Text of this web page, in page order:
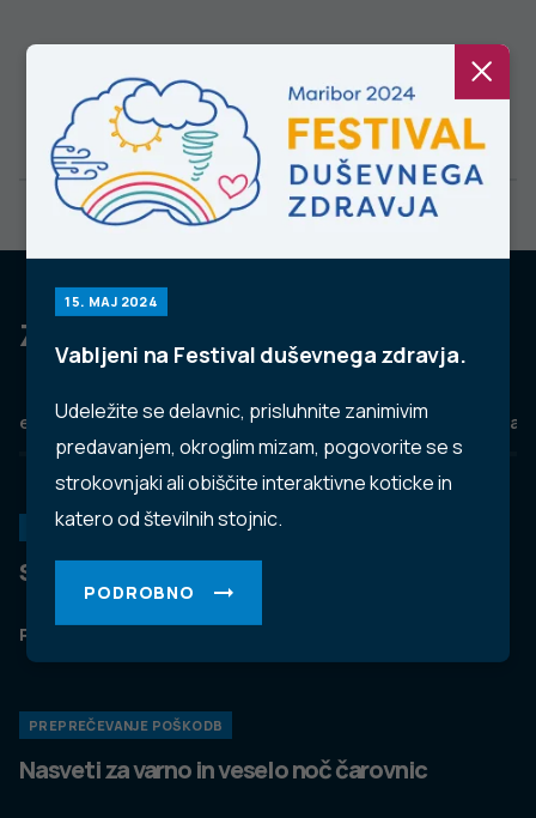
15. MAJ 2024
Vabljeni na Festival duševnega zdravja.
Udeležite se delavnic, prisluhnite zanimivim
predavanjem, okroglim mizam, pogovorite se s
strokovnjaki ali obiščite interaktivne koticke in
katero od številnih stojnic.
PODROBNO
Za dobro javno zdravje
eZdravje Podatkovni portal NIJZ ambulante
KORONAVIRUS
Spremljanje okužb s SARS-CoV-2 (covid-19)
PODROBNO
PREPREČEVANJE POŠKODB
Nasveti za varno in veselo noč čarovnic